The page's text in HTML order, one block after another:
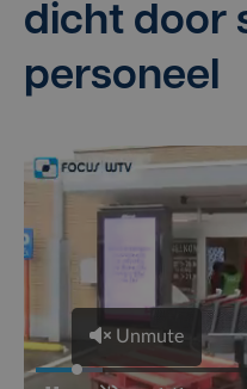
dicht door
personeel